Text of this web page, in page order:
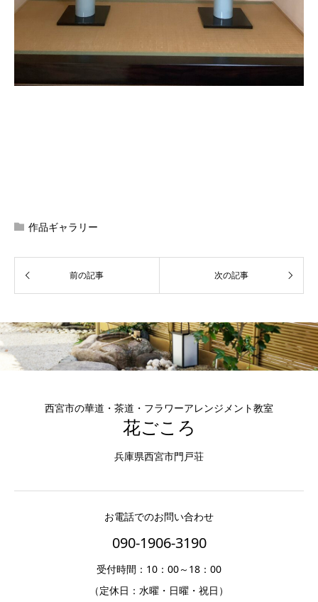
作品ギャラリー
西宮市の華道・茶道・フラワーアレンジメント教室
花ごころ
兵庫県西宮市門戸荘
お電話でのお問い合わせ
090-1906-3190
受付時間：10：00～18：00
（定休日：水曜・日曜・祝日）